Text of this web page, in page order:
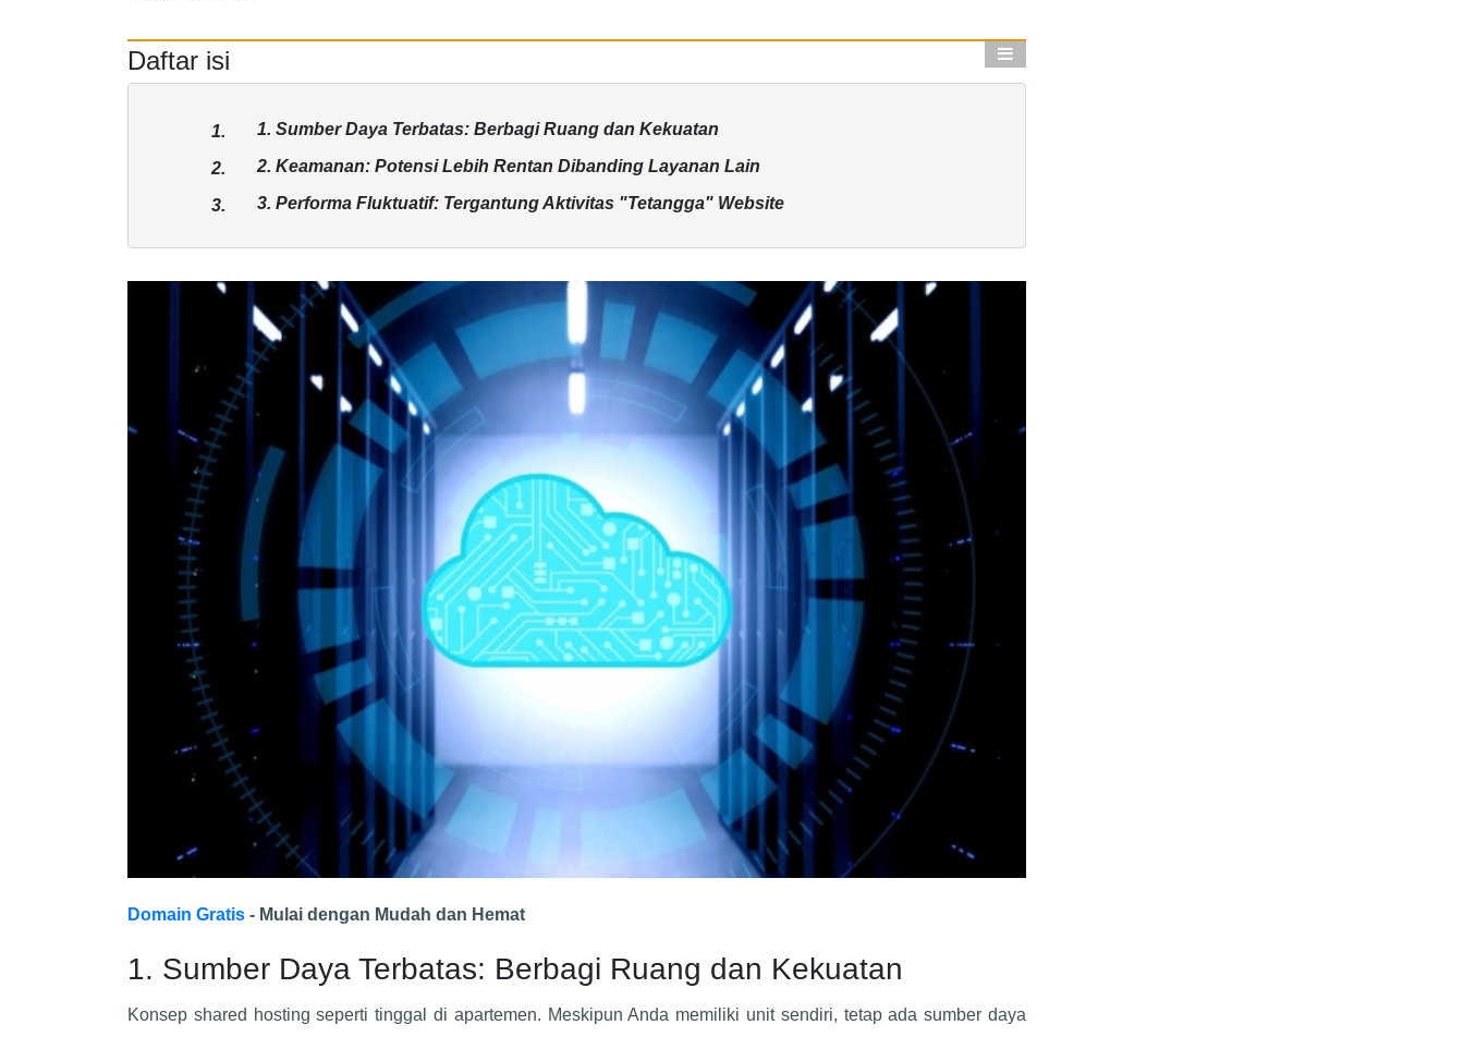
Daftar isi
1. 1. Sumber Daya Terbatas: Berbagi Ruang dan Kekuatan
2. 2. Keamanan: Potensi Lebih Rentan Dibanding Layanan Lain
3. 3. Performa Fluktuatif: Tergantung Aktivitas "Tetangga" Website
Domain Gratis - Mulai dengan Mudah dan Hemat
1. Sumber Daya Terbatas: Berbagi Ruang dan Kekuatan
Konsep shared hosting seperti tinggal di apartemen. Meskipun Anda memiliki unit sendiri, tetap ada sumber daya